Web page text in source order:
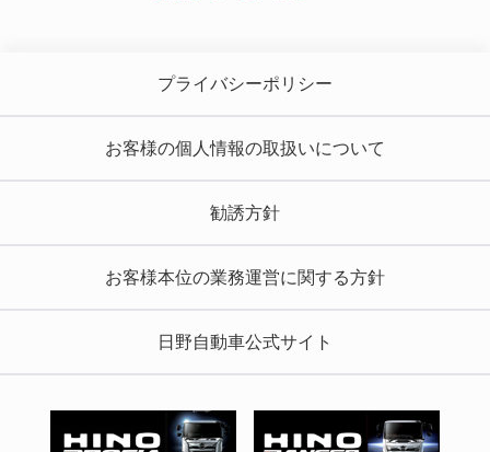
プライバシーポリシー
お客様の個人情報の取扱いについて
勧誘方針
お客様本位の業務運営に関する方針
日野自動車公式サイト